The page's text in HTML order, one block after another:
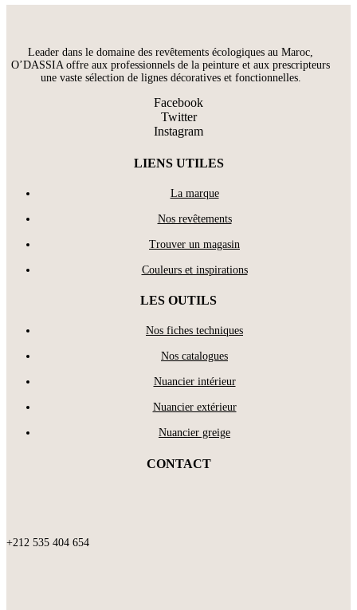
Leader dans le domaine des revêtements écologiques au Maroc,
O’DASSIA offre aux professionnels de la peinture et aux prescripteurs
une vaste sélection de lignes décoratives et fonctionnelles.
Facebook
Twitter
Instagram
LIENS UTILES
La marque
Nos revêtements
Trouver un magasin
Couleurs et inspirations
LES OUTILS
Nos fiches techniques
Nos catalogues
Nuancier intérieur
Nuancier extérieur
Nuancier greige
CONTACT
+212 535 404 654